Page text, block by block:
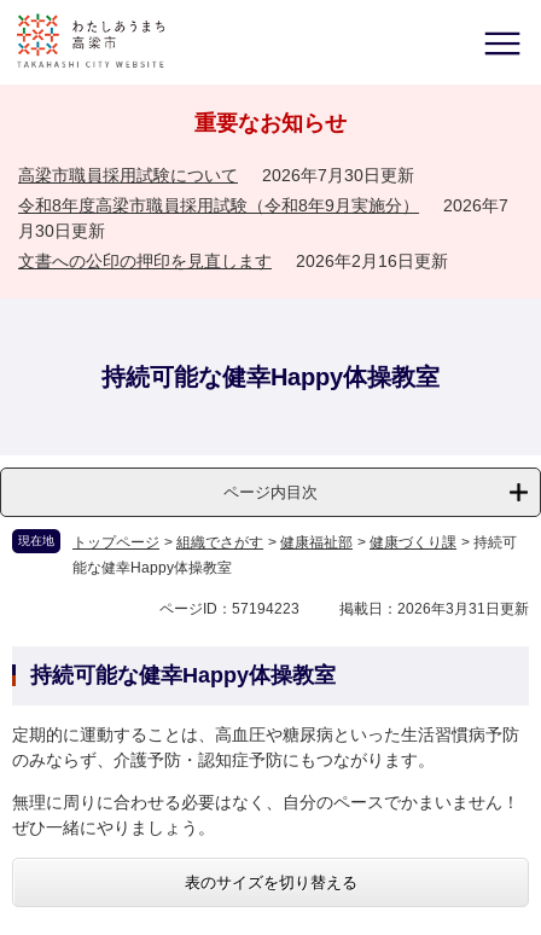
重要なお知らせ
高梁市職員採用試験について
2026年7月30日更新
令和8年度高梁市職員採用試験（令和8年9月実施分）
2026年7
月30日更新
文書への公印の押印を見直します
2026年2月16日更新
持続可能な健幸Happy体操教室
ページ内目次
現在地 トップページ > 組織でさがす > 健康福祉部 > 健康づくり課 > 持続可
能な健幸Happy体操教室
ページID：57194223 掲載日：2026年3月31日更新
持続可能な健幸Happy体操教室
定期的に運動することは、高血圧や糖尿病といった生活習慣病予防
のみならず、介護予防・認知症予防にもつながります。
無理に周りに合わせる必要はなく、自分のペースでかまいません！
ぜひ一緒にやりましょう。
表のサイズを切り替える